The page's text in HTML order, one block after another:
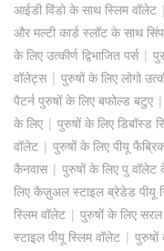
आईडी विंडो के साथ स्लिम वॉलेट |
और मल्टी कार्ड स्लॉट के साथ
के लिए उत्कीर्ण द्विभाजित पर्स|
वॉलेट्स| पुरुषों के लिए लोगो
पैटर्न पुरुषों के लिए बफोल्ड बटुए |
के लिए | पुरुषों के लिए डिबॉस्ड
वॉलेट | पुरुषों के लिए पीयू
कैनवास| पुरुषों के लिए पु वॉलेट
लिए कैज़ुअल स्टाइल ब्रेडेड पीयू
स्लिम वॉलेट | पुरुषों के लिए सरल
स्टाइल पीयू स्लिम वॉलेट |